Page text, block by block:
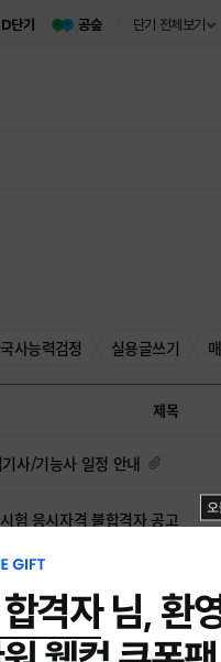
단기 공숲 단기 전체보기
사능력검정 실용글쓰기
제목
사/기능사 일정 안내
험 응시자격 불합격자 공고
합격(예정)자 공고
조정 안내(적용시작 2025. 07.
격자 님, 환